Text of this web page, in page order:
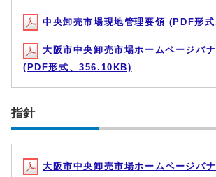
中央卸売市場現地管理要領 (PDF形
大阪市中央卸売市場ホームページバ
(PDF形式、356.10KB)
指針
大阪市中央卸売市場ホームページバ